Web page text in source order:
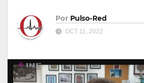
Por Pulso-Red
OCT 11, 2022